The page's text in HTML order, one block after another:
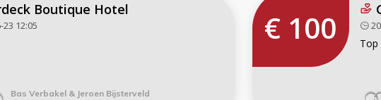
Boutique Hotel
23 12:05
Bas Verbakel & Jeroen Bijsterveld
€ 100 Top